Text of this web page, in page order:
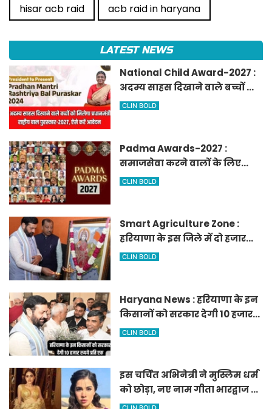
hisar acb raid
acb raid in haryana
LATEST NEWS
National Child Award-2027 :
अदम्य साहस दिखाने वाले बच्चों को
मिलेगा प्रधानमंत्री राष्ट्रीय बाल
CLIN BOLD
Padma Awards-2027 :
समाजसेवा करने वालों के लिए
सुनेहरा मौका, गृह मंत्रालय ने
CLIN BOLD
Smart Agriculture Zone :
हरियाणा के इस जिले में दो हजार
एकड़ में बनेगा स्मार्ट एग्रीकल्चर
CLIN BOLD
Haryana News : हरियाणा के इन
किसानों को सरकार देगी 10 हजार
रुपये प्रति एकड़, सीएम सैनी की
CLIN BOLD
इस चर्चित अभिनेत्री ने मुस्लिम धर्म
को छोड़ा, नए नाम गीता भारद्वाज से
हो रही वायरल